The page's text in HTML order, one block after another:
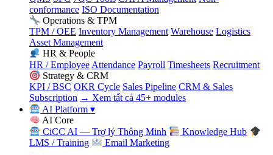
conformance ISO Documentation
Operations & TPM
TPM / OEE Inventory Management Warehouse Logistics
Asset Management
HR & People
HR / Employee Attendance Payroll Timesheets Recruitment
Strategy & CRM
KPI / BSC OKR Cycle Sales Pipeline CRM & Sales
Subscription → Xem tất cả 45+ modules
AI Platform▾
AI Core
CiCC AI — Trợ lý Thông Minh
Knowledge Hub
LMS / Training
Email Marketing